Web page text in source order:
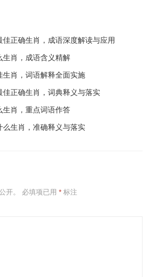
佳正确生肖，成语深度解读与应用
生肖，成语含义精解
生肖，词语解释全面实施
佳正确生肖，词典释义与落实
生肖，重点词语作答
么生肖，准确释义与落实
开。 必填项已用 *标注